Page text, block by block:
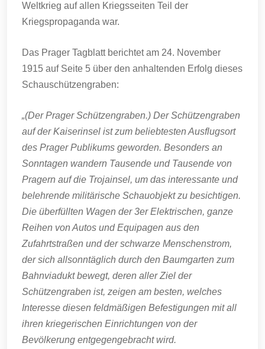
Weltkrieg auf allen Kriegsseiten Teil der
Kriegspropaganda war.
Das Prager Tagblatt berichtet am 24. November
1915 auf Seite 5 über den anhaltenden Erfolg dieses
Schauschützengraben:
„(Der Prager Schützengraben.) Der Schützengraben
auf der Kaiserinsel ist zum beliebtesten Ausflugsort
des Prager Publikums geworden. Besonders an
Sonntagen wandern Tausende und Tausende von
Pragern auf die Trojainsel, um das interessante und
belehrende militärische Schauobjekt zu besichtigen.
Die überfüllten Wagen der 3er Elektrischen, ganze
Reihen von Autos und Equipagen aus den
Zufahrtstraßen und der schwarze Menschenstrom,
der sich allsonntäglich durch den Baumgarten zum
Bahnviadukt bewegt, deren aller Ziel der
Schützengraben ist, zeigen am besten, welches
Interesse diesen feldmäßigen Befestigungen mit all
ihren kriegerischen Einrichtungen von der
Bevölkerung entgegengebracht wird.